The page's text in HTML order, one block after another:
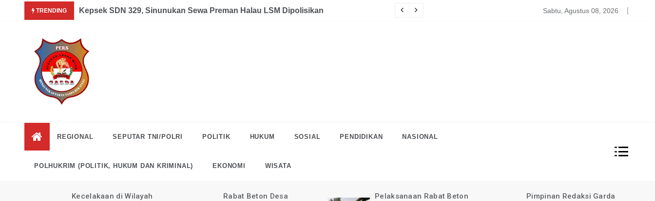
TRENDING
News Indonesia yang Sedang Pemulihan Pasca Kecelakaan
Kepsek SDN 329, Sinunukan Sewa Preman Halau LSM Dipolisikan Satgas PDBA Bantah Tidak Akomodir Bantuan Korban
Sabtu, Agustus 08, 2026
News
Indonesia
Tanpa Rekayasa
REGIONAL SEPUTAR TNI/POLRI POLITIK HUKUM SOSIAL PENDIDIKAN NASIONAL
POLHUKRIM (POLITIK, HUKUM DAN KRIMINAL) EKONOMI WISATA
Kecelakaan di Wilayah
Rabat Beton Desa
Pelaksanaan Rabat Beton
Pimpinan Redaksi Garda